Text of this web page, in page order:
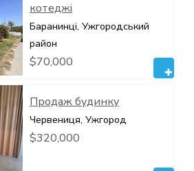
котеджі
Баранинці, Ужгородський
район
$70,000
Продаж будинку
Червениця, Ужгород
$320,000